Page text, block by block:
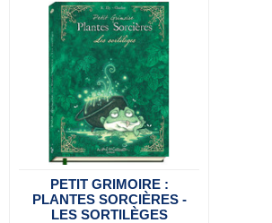
PETIT GRIMOIRE :
PLANTES SORCIÈRES -
LES SORTILÈGES